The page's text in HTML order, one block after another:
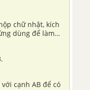
chữ nhật, kích
dùng để làm
cạnh AB để có